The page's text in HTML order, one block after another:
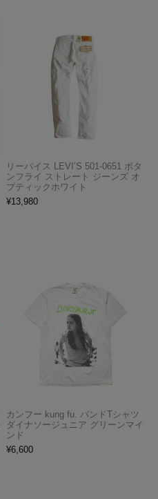
リーバイス LEVI’S 501-0651 ボタ
ンフライ ストレート ジーンズ オ
プティックホワイト
¥13,980
カンフー kung fu. バンドTシャツ
ダイナソージュニア グリーンマイ
ンド
¥6,600